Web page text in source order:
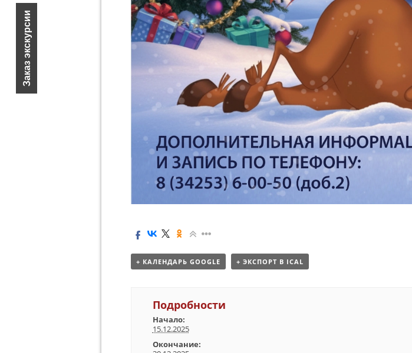
Заказ экскурсии
+ КАЛЕНДАРЬ GOOGLE + ЭКСПОРТ В ICAL
Подробности
Начало:
15.12.2025
Окончание: